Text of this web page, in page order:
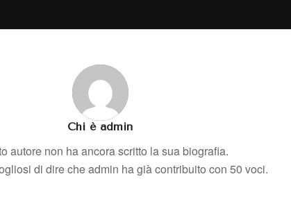
Chi è admin
autore non ha ancora scritto la sua biografia.
di dire cheadmin ha già contribuito con 50 voci.